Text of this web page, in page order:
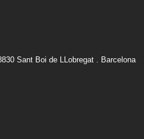
Sant Boi de LLobregat . Barcelona